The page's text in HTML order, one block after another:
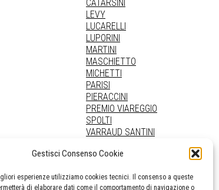
Gestisci Consenso Cookie
esperienze utilizziamo cookies tecnici. Il consenso a queste
di elaborare dati come il comportamento di navigazione o
CATARSINI
LEVY
LUCARELLI
LUPORINI
MARTINI
MASCHIETTO
MICHETTI
PARISI
PIERACCINI
PREMIO VIAREGGIO
SPOLTI
VARRAUD SANTINI